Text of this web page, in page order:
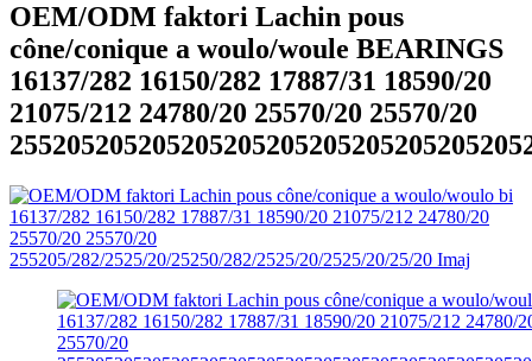
OEM/ODM faktori Lachin pous
cône/conique a woulo/woule BEARINGS
16137/282 16150/282 17887/31 18590/20
21075/212 24780/20 25570/20 25570/20